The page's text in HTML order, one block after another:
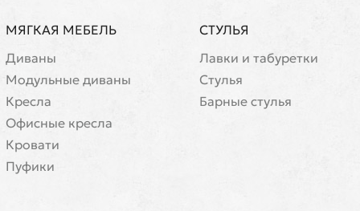
МЯГКАЯ МЕБЕЛЬ
Диваны
Модульные диваны
Кресла
Офисные кресла
Кровати
Пуфики
СТУЛЬЯ
Лавки и табуретки
Стулья
Барные стулья